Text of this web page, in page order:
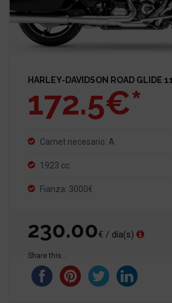
HARLEY-DAVIDSON ROAD GLIDE
172.5€*
Carnet necesario: A
1923 cc
Fianza: 3000€
230.00€ / día(s)
Share this...